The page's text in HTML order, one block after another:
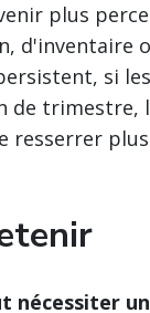
plus
d'inventaire
si
de
resserrer
nécessiter